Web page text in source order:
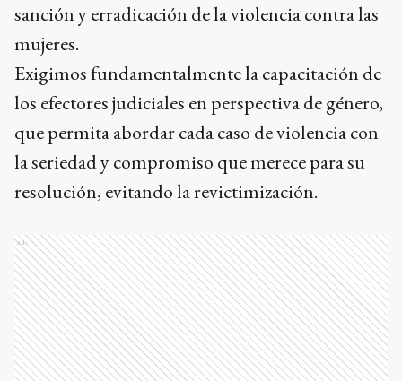
sanción y erradicación de la violencia contra las
mujeres.
Exigimos fundamentalmente la capacitación de
los efectores judiciales en perspectiva de género,
que permita abordar cada caso de violencia con
la seriedad y compromiso que merece para su
resolución, evitando la revictimización.
Ads